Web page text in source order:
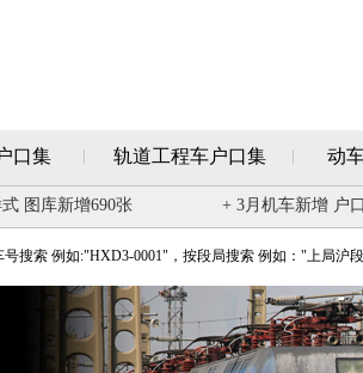
口集 轨道工程车户口集 动
图库新增690张 + 3月机车新增 户
号搜索 例如:"HXD3-0001"，按段局搜索 例如："上局沪